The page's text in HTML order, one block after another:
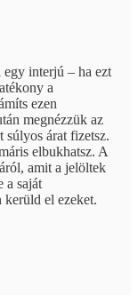
interjú – ha ezt
a
ezen
megnézzük az
súlyos árat fizetsz.
elbukhatsz. A
amit a jelöltek
a saját
kerüld el ezeket.